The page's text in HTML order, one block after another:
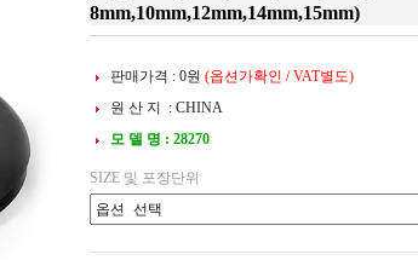
8mm,10mm,12mm,14mm,15mm)
판매가격 : 0원 (옵션가확인 / VAT별도)
원 산 지 : CHINA
모 델 명 : 28270
SIZE 및 포장단위